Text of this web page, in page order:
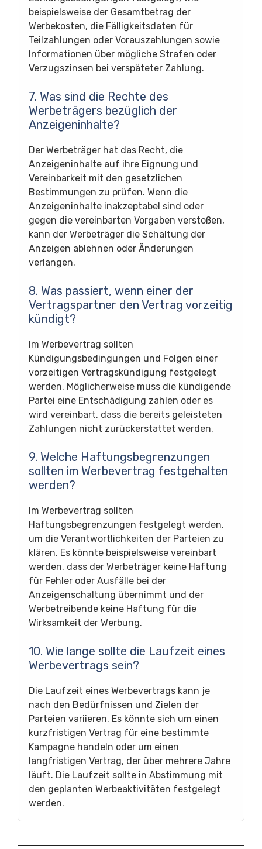
beispielsweise der Gesamtbetrag der
Werbekosten, die Fälligkeitsdaten für
Teilzahlungen oder Vorauszahlungen sowie
Informationen über mögliche Strafen oder
Verzugszinsen bei verspäteter Zahlung.
7. Was sind die Rechte des
Werbeträgers bezüglich der
Anzeigeninhalte?
Der Werbeträger hat das Recht, die
Anzeigeninhalte auf ihre Eignung und
Vereinbarkeit mit den gesetzlichen
Bestimmungen zu prüfen. Wenn die
Anzeigeninhalte inakzeptabel sind oder
gegen die vereinbarten Vorgaben verstoßen,
kann der Werbeträger die Schaltung der
Anzeigen ablehnen oder Änderungen
verlangen.
8. Was passiert, wenn einer der
Vertragspartner den Vertrag vorzeitig
kündigt?
Im Werbevertrag sollten
Kündigungsbedingungen und Folgen einer
vorzeitigen Vertragskündigung festgelegt
werden. Möglicherweise muss die kündigende
Partei eine Entschädigung zahlen oder es
wird vereinbart, dass die bereits geleisteten
Zahlungen nicht zurückerstattet werden.
9. Welche Haftungsbegrenzungen
sollten im Werbevertrag festgehalten
werden?
Im Werbevertrag sollten
Haftungsbegrenzungen festgelegt werden,
um die Verantwortlichkeiten der Parteien zu
klären. Es könnte beispielsweise vereinbart
werden, dass der Werbeträger keine Haftung
für Fehler oder Ausfälle bei der
Anzeigenschaltung übernimmt und der
Werbetreibende keine Haftung für die
Wirksamkeit der Werbung.
10. Wie lange sollte die Laufzeit eines
Werbevertrags sein?
Die Laufzeit eines Werbevertrags kann je
nach den Bedürfnissen und Zielen der
Parteien variieren. Es könnte sich um einen
kurzfristigen Vertrag für eine bestimmte
Kampagne handeln oder um einen
langfristigen Vertrag, der über mehrere Jahre
läuft. Die Laufzeit sollte in Abstimmung mit
den geplanten Werbeaktivitäten festgelegt
werden.